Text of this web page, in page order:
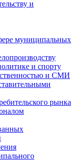
и
муниципальных
и спорту
и СМИ
рынка